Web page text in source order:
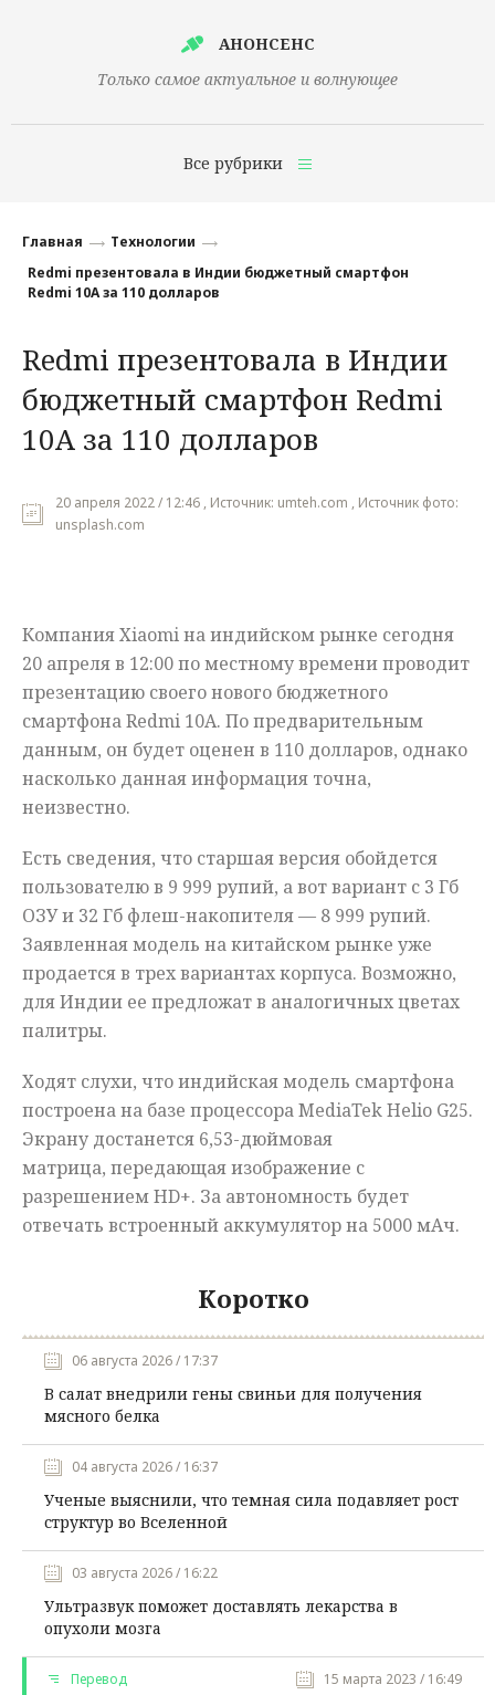
АНОНСЕНС
Только самое актуальное и волнующее
Все рубрики
Финансы
Наука
Культура
Общество
Мнения
Главная
Технологии
Redmi презентовала в Индии бюджетный смартфон
Redmi 10A за 110 долларов
Redmi презентовала в Индии
бюджетный смартфон Redmi
10A за 110 долларов
20 апреля 2022 / 12:46 , Источник: umteh.com , Источник фото:
unsplash.com
Компания Xiaomi на индийском рынке сегодня
20 апреля в 12:00 по местному времени проводит
презентацию своего нового бюджетного
смартфона Redmi 10A. По предварительным
данным, он будет оценен в 110 долларов, однако
насколько данная информация точна,
неизвестно.
Есть сведения, что старшая версия обойдется
пользователю в 9 999 рупий, а вот вариант с 3 Гб
ОЗУ и 32 Гб флеш-накопителя — 8 999 рупий.
Заявленная модель на китайском рынке уже
продается в трех вариантах корпуса. Возможно,
для Индии ее предложат в аналогичных цветах
палитры.
Ходят слухи, что индийская модель смартфона
построена на базе процессора MediaTek Helio G25.
Экрану достанется 6,53-дюймовая
матрица, передающая изображение с
разрешением HD+. За автономность будет
отвечать встроенный аккумулятор на 5000 мАч.
Коротко
06 августа 2026 / 17:37
В салат внедрили гены свиньи для получения
мясного белка
04 августа 2026 / 16:37
Ученые выяснили, что темная сила подавляет рост
структур во Вселенной
03 августа 2026 / 16:22
Ультразвук поможет доставлять лекарства в
опухоли мозга
Перевод 15 марта 2023 / 16:49